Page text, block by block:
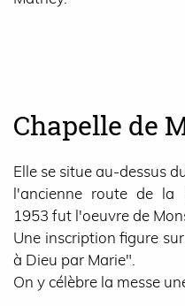
Chapelle de
Elle se situe au-dessus
l'ancienne route de la
1953 fut l'oeuvre de
Une inscription figure
à Dieu par Marie".
On y célèbre la messe